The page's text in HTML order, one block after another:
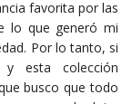
favorita por las
lo que generó mi
Por lo tanto, si
esta colección
busco que todo